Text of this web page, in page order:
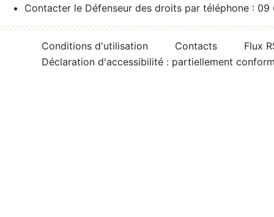
Contacter le Défenseur des droits par téléphone :
Conditions d'utilisation Contacts
Flux
Déclaration d'accessibilité : partiellement